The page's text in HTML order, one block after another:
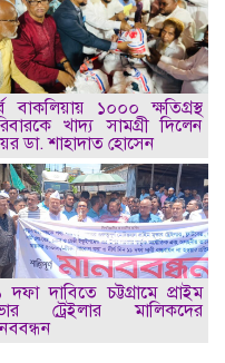
বাকলিয়ায় ১০০০ ক্ষতিগ্রস্থ
খাদ্য সামগ্রী দিলেন
ডা. শাহাদাত হোসেন
দফা দাবিতে চট্টগ্রামে প্রাইম
ট্রেইলার মালিকদের